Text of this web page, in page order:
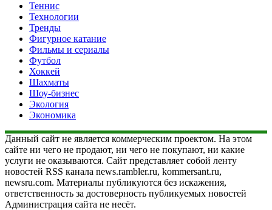
Теннис
Технологии
Тренды
Фигурное катание
Фильмы и сериалы
Футбол
Хоккей
Шахматы
Шоу-бизнес
Экология
Экономика
Данный сайт не является коммерческим проектом. На этом
сайте ни чего не продают, ни чего не покупают, ни какие
услуги не оказываются. Сайт представляет собой ленту
новостей RSS канала news.rambler.ru, kommersant.ru,
newsru.com. Материалы публикуются без искажения,
ответственность за достоверность публикуемых новостей
Администрация сайта не несёт.